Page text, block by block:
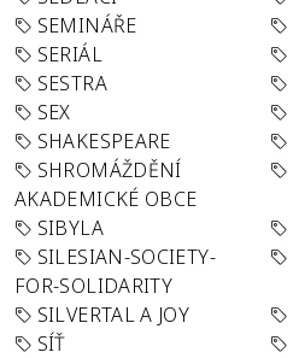
SEMINÁŘE
SERIÁL
SESTRA
SEX
SHAKESPEARE
SHROMÁŽDĚNÍ
AKADEMICKÉ OBCE
SIBYLA
SILESIAN-SOCIETY-
FOR-SOLIDARITY
SILVERTAL A JOY
SÍŤ